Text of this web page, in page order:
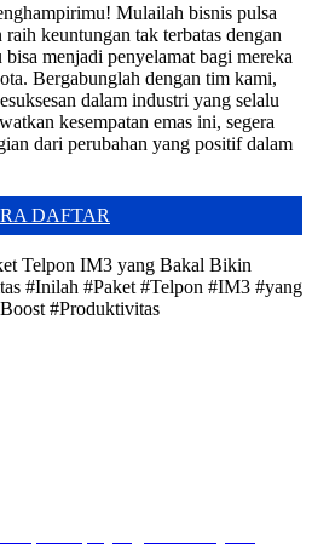
Mulailah bisnis pulsa
keuntungan tak terbatas dengan
menjadi penyelamat bagi mereka
Bergabunglah dengan tim kami,
dalam industri yang selalu
kesempatan emas ini, segera
dari perubahan yang positif dalam
DAFTAR
Telpon IM3 yang Bakal Bikin
#Inilah #Paket #Telpon #IM3 #yang
#Produktivitas